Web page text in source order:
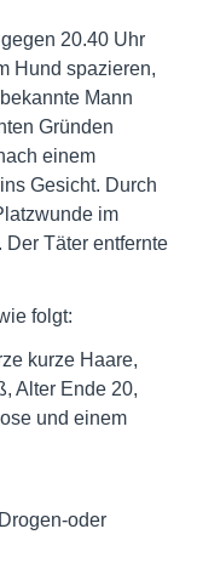
20.40 Uhr
Hund spazieren,
Mann
Gründen
einem
Gesicht. Durch
im
Täter entfernte
folgt:
kurze Haare,
Alter Ende 20,
und einem
oder